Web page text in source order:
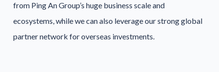
from Ping An Group’s huge business scale and
ecosystems, while we can also leverage our strong global
partner network for overseas investments.